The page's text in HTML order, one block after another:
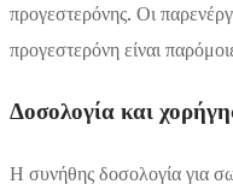
προγεστερόνης. Οι
προγεστερόνη είναι
Δοσολογία και
Η συνήθης δοσολογία για